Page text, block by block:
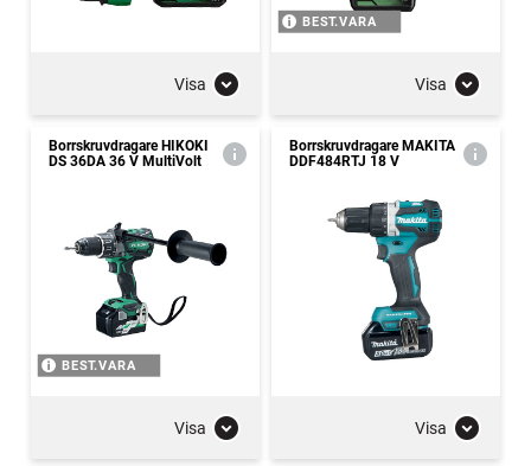
Visa
BEST.VARA
Visa
Borrskruvdragare HIKOKI
DS 36DA 36 V MultiVolt
BEST.VARA
Visa
Borrskruvdragare MAKITA
DDF484RTJ 18 V
Visa